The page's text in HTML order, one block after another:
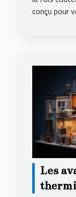
conçu pour
Les